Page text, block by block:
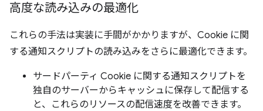
高度な読み込みの最適化
これらの手法は実装に手間がかかりますが、Cookie に関
する通知スクリプトの読み込みをさらに最適化できます。
サードパーティ Cookie に関する通知スクリプトを
独自のサーバーからキャッシュに保存して配信する
と、これらのリソースの配信速度を改善できます。